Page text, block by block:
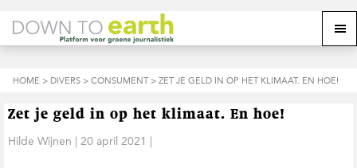
p
r
n
n
a
o
o
n
a
d
p
r
n
n
a
M
HOME > DIVERS > CONSUMENT> ZET JE GELD IN OP HET KLIMAAT. EN HOE!
Zet je geld in op het klimaat. En hoe!
Hilde Wijnen | 20 april 2021 |